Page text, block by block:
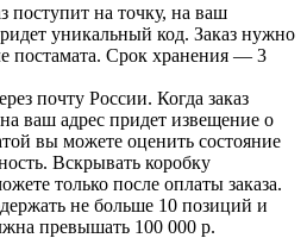
поступит на точку, на ваш
уникальный код. Заказ нужно
постамата. Срок хранения — 3
почту России. Когда заказ
ваш адрес придет извещение о
вы можете оценить состояние
Вскрывать коробку
только после оплаты заказа.
не больше 10 позиций и
превышать 100 000 р.